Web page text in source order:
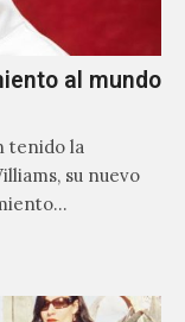
al mundo
tenido la
su nuevo